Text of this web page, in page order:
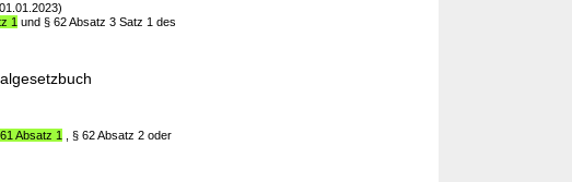
1 und § 62 Absatz 3 Satz 1 des
Absatz 1
, § 62 Absatz 2 oder